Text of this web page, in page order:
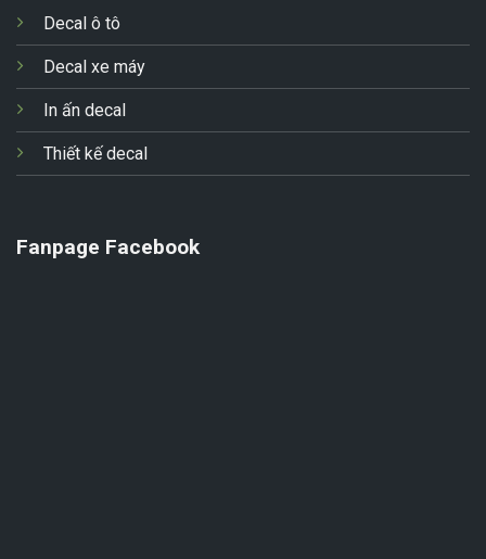
Decal ô tô
Decal xe máy
In ấn decal
Thiết kế decal
Fanpage Facebook